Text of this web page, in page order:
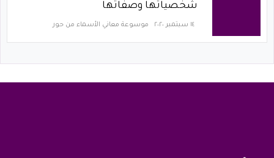
شخصياتها وصفاتها
١٤ سبتمبر ٢٠٢٠ موسوعة معاني الأسماء من حور